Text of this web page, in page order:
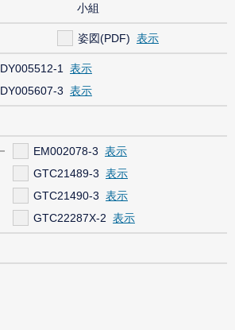
小組
姿図(PDF)
DY005512-1
DY005607-3
EM002078-3
GTC21489-3
GTC21490-3
GTC22287X-2